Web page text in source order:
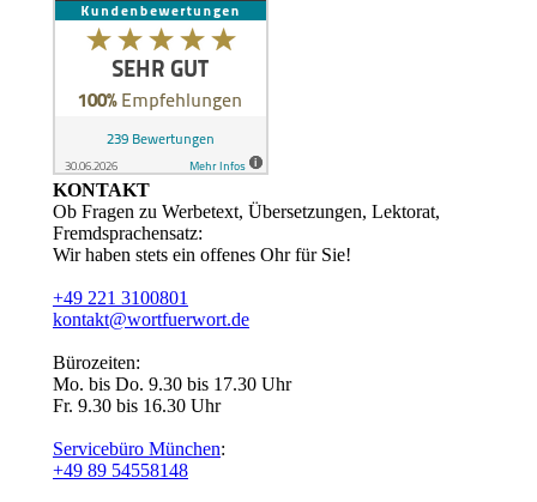
KONTAKT
Ob Fragen zu Werbetext, Übersetzungen, Lektorat,
Fremdsprachensatz:
Wir haben stets ein offenes Ohr für Sie!
+49 221 3100801
kontakt@wortfuerwort.de
Bürozeiten:
Mo. bis Do. 9.30 bis 17.30 Uhr
Fr. 9.30 bis 16.30 Uhr
Servicebüro München:
+49 89 54558148